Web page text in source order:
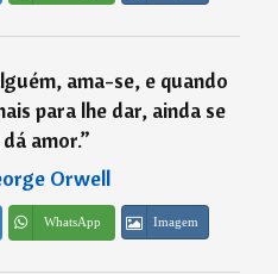
ama-se, e quando
para lhe dar, ainda se
amor.”
Orwell
WhatsApp Imagem